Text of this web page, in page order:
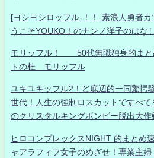
[ヨシヨシロッフル-！！-素浪人勇者
うこそYOUKO！のナンノ洋子のはな
モリッフル！ 50代無職独身的まと
トの杜 モリッフル
ユキユキッフル2！ど底辺的一同驚愕
世代！人生の強制ロスカットですべ
のクリスタルキングボンビー脱出大作
ヒロコンプレックスNIGHT 的まとめ
ャアラフィフ女子のめざせ！専業主